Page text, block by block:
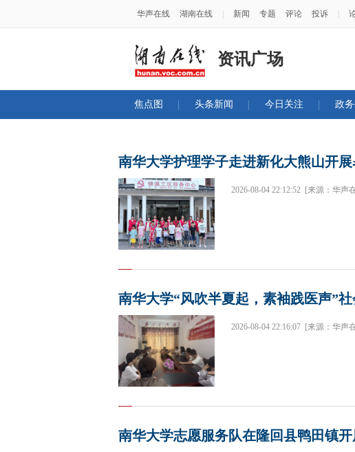
华声在线 湖南在线 新闻 专题 评论 投诉
资讯广场
焦点图 头条新闻 今日关注 政
南华大学护理学子走进新化大熊山开
2026-08-04 22:12:52 [来源：华声
南华大学“风吹半夏起，素袖践医声”
2026-08-04 22:16:07 [来源：华声
南华大学志愿服务队在隆回县鸭田镇